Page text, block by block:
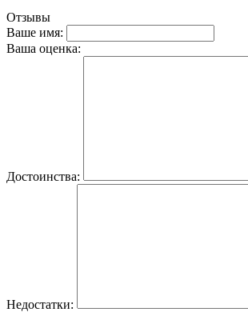
Отзывы
Ваше имя:
Ваша оценка:
Достоинства:
Недостатки: